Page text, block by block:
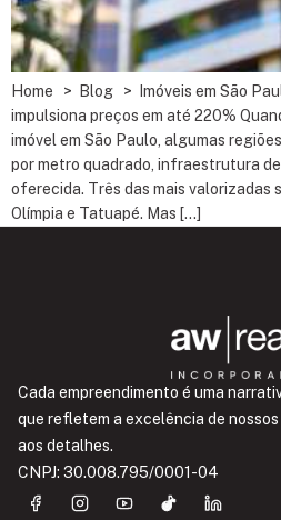
Home > Blog > Imóveis em São
impulsiona preços em até 220%
imóvel em São Paulo, algumas
por metro quadrado, infraestrutura
oferecida. Três das mais valorizadas
Olímpia e Tatuapé. Mas […]
Cada empreendimento é uma
que refletem a excelência de
aos detalhes.
CNPJ: 30.008.795/0001-04